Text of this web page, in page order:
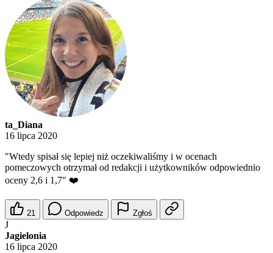
ta_Diana
16 lipca 2020
"Wtedy spisał się lepiej niż oczekiwaliśmy i w ocenach
pomeczowych otrzymał od redakcji i użytkowników odpowiednio
oceny 2,6 i 1,7" ❤️
21 Odpowiedz Zgłoś
J
Jagielonia
16 lipca 2020